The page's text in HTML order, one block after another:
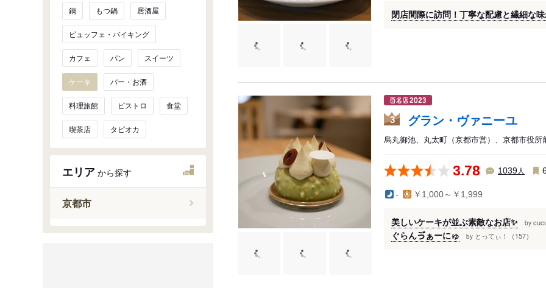
鍋 もつ鍋 居酒屋
ビュッフェ・バイキング
カフェ パン スイーツ
ケーキ バー・お酒
料理旅館 ビストロ 食堂
喫茶店 タピオカ
エリア から探す
京都市
閉店間際に訪問！丁寧な配慮と繊細な
3 グラン・ヴァニーユ
烏丸御池、丸太町（京都市営）、京都市役所
3.78 1039人
- ￥1,000～￥1,999
美しいケーキが並ぶ素敵なお店✨ by
ぐらんゔぁーにゅ by とってぃ！（157）